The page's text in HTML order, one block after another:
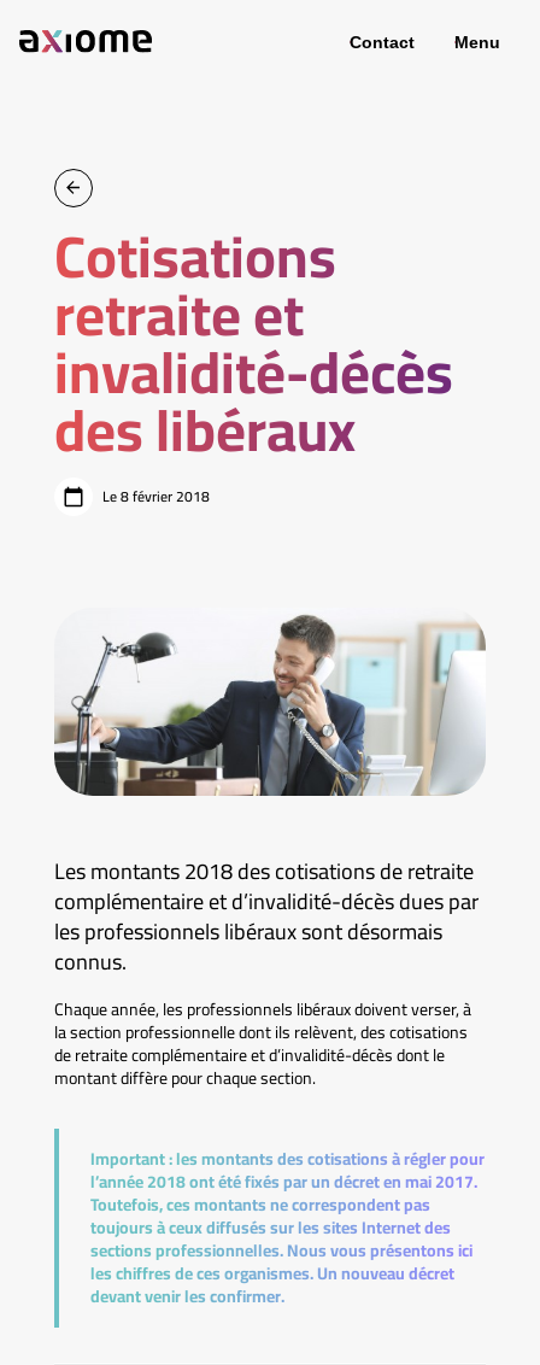
Contact Menu
Cotisations
retraite et
invalidité-décès
des libéraux
Le 8 février 2018
Les montants 2018 des cotisations de retraite
complémentaire et d’invalidité-décès dues par
les professionnels libéraux sont désormais
connus.
Chaque année, les professionnels libéraux doivent verser, à
la section professionnelle dont ils relèvent, des cotisations
de retraite complémentaire et d’invalidité-décès dont le
montant diffère pour chaque section.
Important :les montants des cotisations à régler pour
l’année 2018 ont été fixés par un décret en mai 2017.
Toutefois, ces montants ne correspondent pas
toujours à ceux diffusés sur les sites Internet des
sections professionnelles. Nous vous présentons ici
les chiffres de ces organismes. Un nouveau décret
devant venir les confirmer.